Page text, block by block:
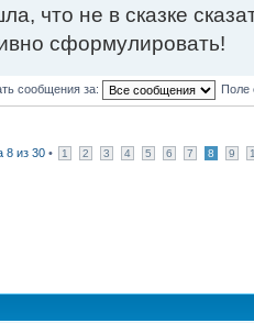
что не в сказке
сформулировать!
сообщения за: Поле
8 из 30 • 1 2 3 4 5 6 7 8 9